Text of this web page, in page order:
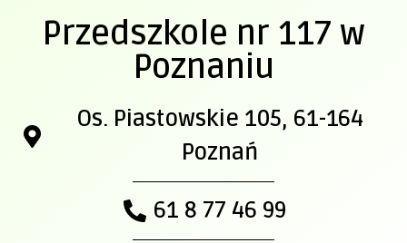
Przedszkole nr 117 w
Poznaniu
Os. Piastowskie 105, 61-164
Poznań
61 8 77 46 99